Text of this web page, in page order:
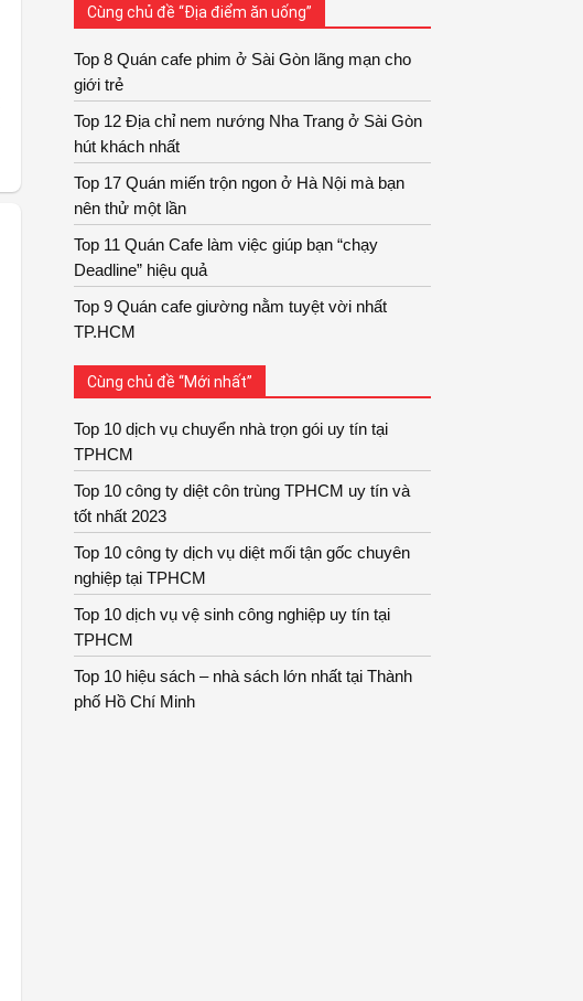
Cùng chủ đề “Địa điểm ăn uống”
Top 8 Quán cafe phim ở Sài Gòn lãng mạn cho
giới trẻ
Top 12 Địa chỉ nem nướng Nha Trang ở Sài Gòn
hút khách nhất
Top 17 Quán miến trộn ngon ở Hà Nội mà bạn
nên thử một lần
Top 11 Quán Cafe làm việc giúp bạn “chạy
Deadline” hiệu quả
Top 9 Quán cafe giường nằm tuyệt vời nhất
TP.HCM
Cùng chủ đề “Mới nhất”
Top 10 dịch vụ chuyển nhà trọn gói uy tín tại
TPHCM
Top 10 công ty diệt côn trùng TPHCM uy tín và
tốt nhất 2023
Top 10 công ty dịch vụ diệt mối tận gốc chuyên
nghiệp tại TPHCM
Top 10 dịch vụ vệ sinh công nghiệp uy tín tại
TPHCM
Top 10 hiệu sách – nhà sách lớn nhất tại Thành
phố Hồ Chí Minh